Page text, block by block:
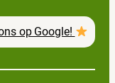
op Google!